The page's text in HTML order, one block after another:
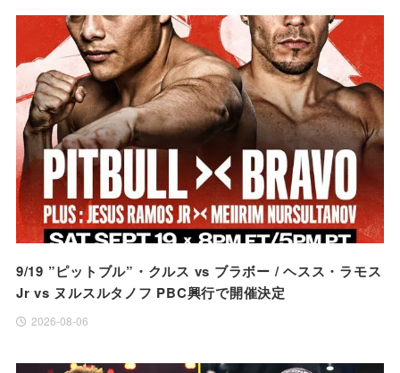
9/19 ”ピットブル”・クルス vs ブラボー / ヘスス・ラモス
Jr vs ヌルスルタノフ PBC興行で開催決定
2026-08-06